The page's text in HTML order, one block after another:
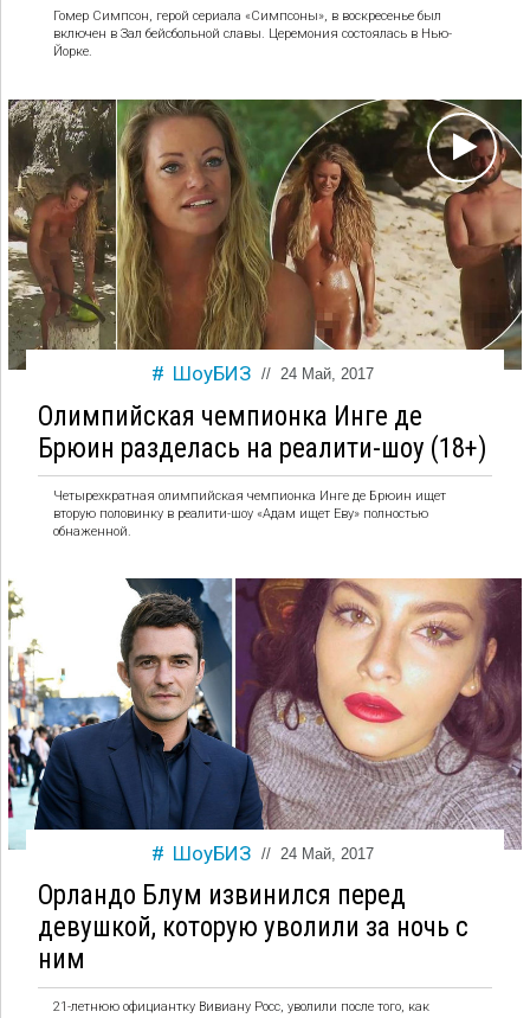
Гомер Симпсон, герой сериала «Симпсоны», в воскресенье был
включен в Зал бейсбольной славы. Церемония состоялась в Нью-
Йорке.
ШоуБИЗ // 24 Май, 2017
Олимпийская чемпионка Инге де
Брюин разделась на реалити-шоу (18+)
Четырехкратная олимпийская чемпионка Инге де Брюин ищет
вторую половинку в реалити-шоу «Адам ищет Еву» полностью
обнаженной.
ШоуБИЗ // 24 Май, 2017
Орландо Блум извинился перед
девушкой, которую уволили за ночь с
ним
21-летнюю официантку Вивиану Росс, уволили после того, как